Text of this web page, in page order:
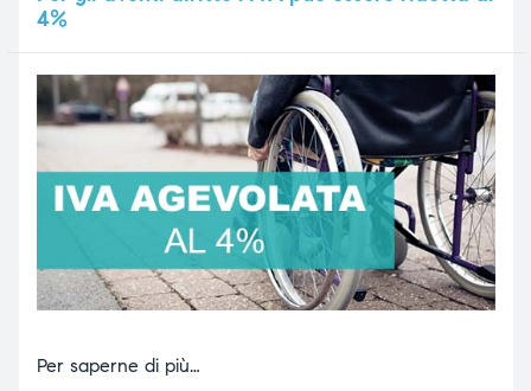
4%
Per saperne di più…